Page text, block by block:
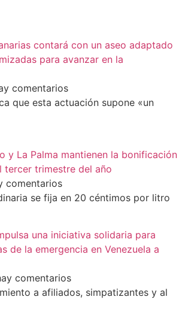
contará con un aseo adaptado
para avanzar en la
comentarios
que esta actuación supone «un
y La Palma mantienen la bonificación
tercer trimestre del año
comentarios
se fija en 20 céntimos por litro
una iniciativa solidaria para
de la emergencia en Venezuela a
comentarios
a afiliados, simpatizantes y al